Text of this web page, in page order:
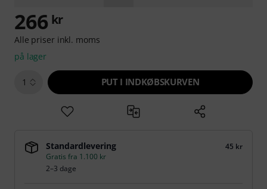
266 kr
Alle priser inkl. moms
på lager
1 PUT I INDKØBSKURVEN
Standardlevering
45 kr
Gratis fra 1.100 kr
2–3 dage